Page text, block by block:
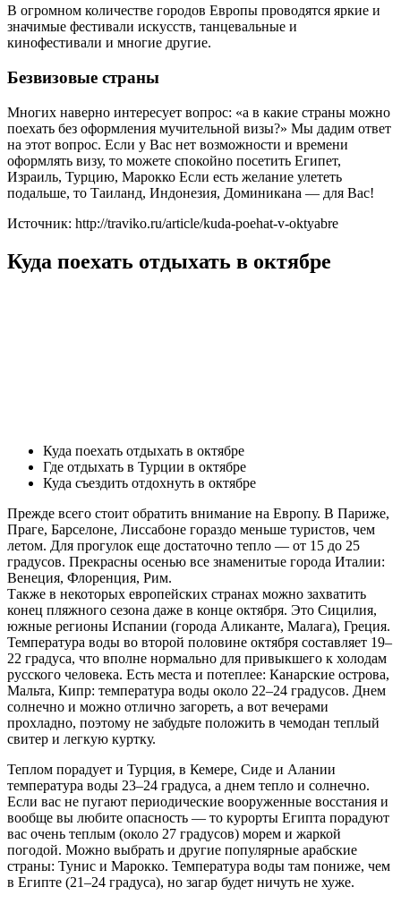
В огромном количестве городов Европы проводятся яркие и
значимые фестивали искусств, танцевальные и
кинофестивали и многие другие.
Безвизовые страны
Многих наверно интересует вопрос: «а в какие страны можно
поехать без оформления мучительной визы?» Мы дадим ответ
на этот вопрос. Если у Вас нет возможности и времени
оформлять визу, то можете спокойно посетить Египет,
Израиль, Турцию, Марокко Если есть желание улететь
подальше, то Таиланд, Индонезия, Доминикана — для Вас!
Источник: http://traviko.ru/article/kuda-poehat-v-oktyabre
Куда поехать отдыхать в октябре
Куда поехать отдыхать в октябре
Где отдыхать в Турции в октябре
Куда съездить отдохнуть в октябре
Прежде всего стоит обратить внимание на Европу. В Париже,
Праге, Барселоне, Лиссабоне гораздо меньше туристов, чем
летом. Для прогулок еще достаточно тепло — от 15 до 25
градусов. Прекрасны осенью все знаменитые города Италии:
Венеция, Флоренция, Рим.
Также в некоторых европейских странах можно захватить
конец пляжного сезона даже в конце октября. Это Сицилия,
южные регионы Испании (города Аликанте, Малага), Греция.
Температура воды во второй половине октября составляет 19–
22 градуса, что вполне нормально для привыкшего к холодам
русского человека. Есть места и потеплее: Канарские острова,
Мальта, Кипр: температура воды около 22–24 градусов. Днем
солнечно и можно отлично загореть, а вот вечерами
прохладно, поэтому не забудьте положить в чемодан теплый
свитер и легкую куртку.
Теплом порадует и Турция, в Кемере, Сиде и Алании
температура воды 23–24 градуса, а днем тепло и солнечно.
Если вас не пугают периодические вооруженные восстания и
вообще вы любите опасность — то курорты Египта порадуют
вас очень теплым (около 27 градусов) морем и жаркой
погодой. Можно выбрать и другие популярные арабские
страны: Тунис и Марокко. Температура воды там пониже, чем
в Египте (21–24 градуса), но загар будет ничуть не хуже.